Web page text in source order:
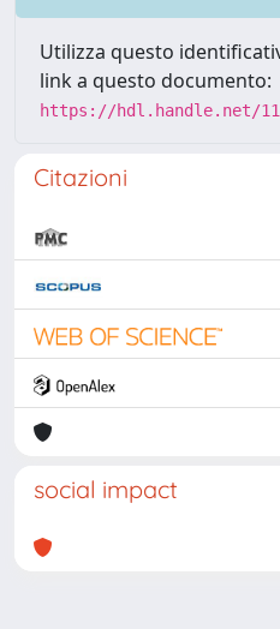
Utilizza questo
link a questo documento:
https://hdl.handle.net/
Citazioni
social impact